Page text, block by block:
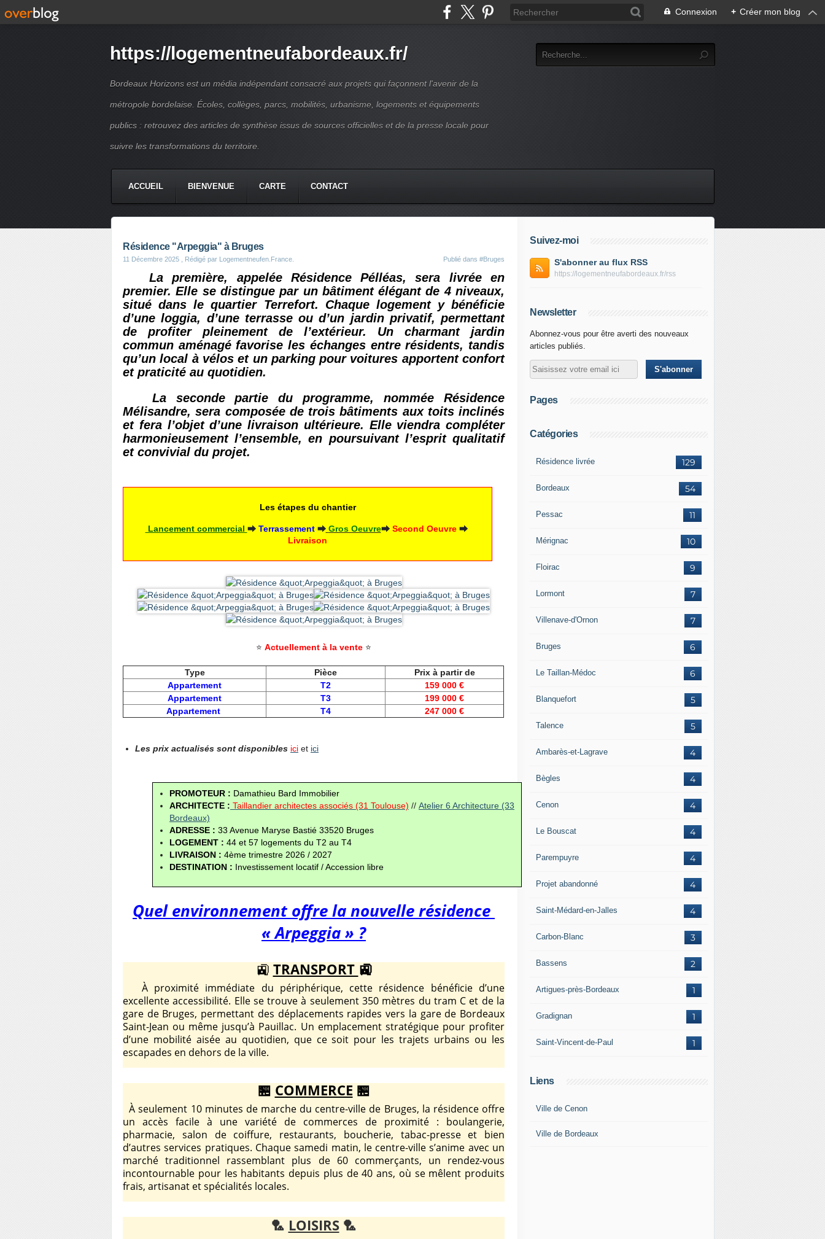
Connexion + Créer mon blog
https://logementneufabordeaux.fr/
Bordeaux Horizons est un média indépendant consacré aux projets qui façonnent l'avenir de la
métropole bordelaise. Écoles, collèges, parcs, mobilités, urbanisme, logements et équipements
publics : retrouvez des articles de synthèse issus de sources officielles et de la presse locale pour
suivre les transformations du territoire.
ACCUEIL BIENVENUE CARTE CONTACT
Résidence "Arpeggia" à Bruges
11 Décembre 2025 , Rédigé par Logementneufen.France. Publié dans #Bruges
La première, appelée Résidence Pélléas, sera livrée en
premier. Elle se distingue par un bâtiment élégant de 4 niveaux,
situé dans le quartier Terrefort. Chaque logement y bénéficie
d’une loggia, d’une terrasse ou d’un jardin privatif, permettant
de profiter pleinement de l’extérieur. Un charmant jardin
commun aménagé favorise les échanges entre résidents, tandis
qu’un local à vélos et un parking pour voitures apportent confort
et praticité au quotidien.
La seconde partie du programme, nommée Résidence
Mélisandre, sera composée de trois bâtiments aux toits inclinés
et fera l’objet d’une livraison ultérieure. Elle viendra compléter
harmonieusement l’ensemble, en poursuivant l’esprit qualitatif
et convivial du projet.
Les étapes du chantier
Lancement commercial ⮕ Terrassement ⮕ Gros Oeuvre⮕ Second Oeuvre ⮕
Livraison
⭐ Actuellement à la vente ⭐
Type Pièce
Prix à partir de
Appartement
T2
159 000 €
Appartement
T3
199 000 €
Appartement
T4 247 000 €
Les prix actualisés sont disponibles ici et ici
PROMOTEUR : Damathieu Bard Immobilier
ARCHITECTE : Taillandier architectes associés (31 Toulouse) // Atelier 6 Architecture (33
Bordeaux)
ADRESSE : 33 Avenue Maryse Bastié 33520 Bruges
LOGEMENT : 44 et 57 logements du T2 au T4
LIVRAISON : 4ème trimestre 2026 / 2027
DESTINATION : Investissement locatif / Accession libre
Quel environnement offre la nouvelle résidence
« Arpeggia » ?
🚉 TRANSPORT 🚉
À proximité immédiate du périphérique, cette résidence bénéficie d’une
excellente accessibilité. Elle se trouve à seulement 350 mètres du tram C et de la
gare de Bruges, permettant des déplacements rapides vers la gare de Bordeaux
Saint-Jean ou même jusqu’à Pauillac. Un emplacement stratégique pour profiter
d’une mobilité aisée au quotidien, que ce soit pour les trajets urbains ou les
escapades en dehors de la ville.
🏪 COMMERCE 🏪
À seulement 10 minutes de marche du centre-ville de Bruges, la résidence offre
un accès facile à une variété de commerces de proximité : boulangerie,
pharmacie, salon de coiffure, restaurants, boucherie, tabac-presse et bien
d’autres services pratiques. Chaque samedi matin, le centre-ville s’anime avec un
marché traditionnel rassemblant plus de 60 commerçants, un rendez-vous
incontournable pour les habitants depuis plus de 40 ans, où se mêlent produits
frais, artisanat et spécialités locales.
🏸 LOISIRS🏸
Suivez-moi
S'abonner au flux RSS
https://logementneufabordeaux.fr/rss
Newsletter
Abonnez-vous pour être averti des nouveaux
articles publiés.
Pages
Catégories
129
Résidence livrée
54
Bordeaux
11
Pessac
10
Mérignac
9
Floirac
7
Lormont
7
Villenave-d'Ornon
6
Bruges
6
Le Taillan-Médoc
5
Blanquefort
5
Talence
4
Ambarès-et-Lagrave
4
Bègles
4
Cenon
4
Le Bouscat
4
Parempuyre
4
Projet abandonné
4
Saint-Médard-en-Jalles
3
Carbon-Blanc
2
Bassens
1
Artigues-près-Bordeaux
1
Gradignan
1
Saint-Vincent-de-Paul
Liens
Ville de Cenon
Ville de Bordeaux